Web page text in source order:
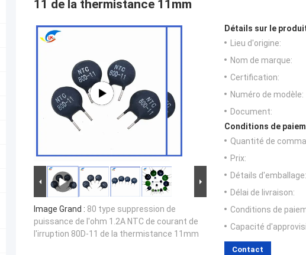
11 de la thermistance 11mm
Image Grand : 80 type suppression de
puissance de l'ohm 1.2A NTC de courant de
l'irruption 80D-11 de la thermistance 11mm
Détails sur le
Lieu d'origine:
Nom de marque:
Certification:
Numéro de modèle:
Document:
Conditions de
Quantité de
Prix:
Détails d'emballage:
Délai de livraison:
Conditions de
Capacité
Contact